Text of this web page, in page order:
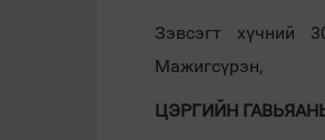
Зэвсэгт хүчний
Мажигсүрэн,
ЦЭРГИЙН